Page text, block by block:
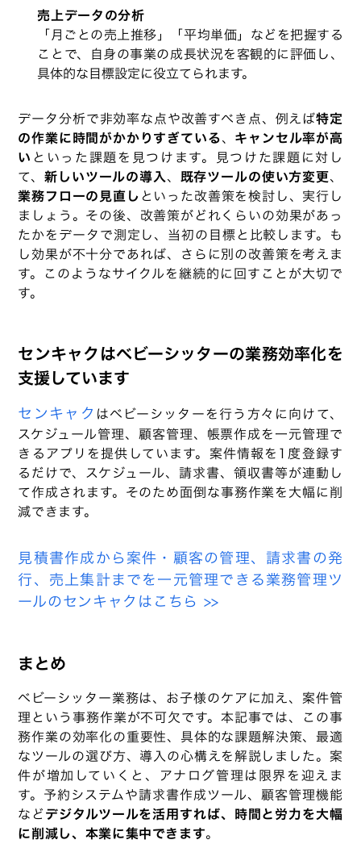
売上データの分析
「月ごとの売上推移」「平均単価」などを把握する
ことで、自身の事業の成長状況を客観的に評価し、
具体的な目標設定に役立てられます。
データ分析で非効率な点や改善すべき点、例えば特定
の作業に時間がかかりすぎている、 キャンセル率が高
い といった課題を見つけます。見つけた課題に対し
て、新しいツールの導入、 既存ツールの使い方変更、
業務フローの見直し といった改善策を検討し、実行し
ましょう。その後、改善策がどれくらいの効果があっ
たかをデータで測定し、当初の目標と比較します。も
し効果が不十分であれば、さらに別の改善策を考えま
す。このようなサイクルを継続的に回すことが大切で
す。
センキャクはベビーシッターの業務効率化を
支援しています
センキャク はベビーシッターを行う方々に向けて、
スケジュール管理、顧客管理、帳票作成を一元管理で
きるアプリを提供しています。案件情報を1度登録す
るだけで、スケジュール、請求書、領収書等が連動し
て作成されます。そのため面倒な事務作業を大幅に削
減できます。
見積書作成から案件・顧客の管理、請求書の発
行、売上集計までを一元管理できる業務管理ツ
ールのセンキャクはこちら >>
まとめ
ベビーシッター業務は、お子様のケアに加え、案件管
理という事務作業が不可欠です。本記事では、この事
務作業の効率化の重要性、具体的な課題解決策、最適
なツールの選び方、導入の心構えを解説しました。案
件が増加していくと、アナログ管理は限界を迎えま
す。予約システムや請求書作成ツール、顧客管理機能
などデジタルツールを活用すれば、時間と労力を大幅
に削減し、本業に集中できます。